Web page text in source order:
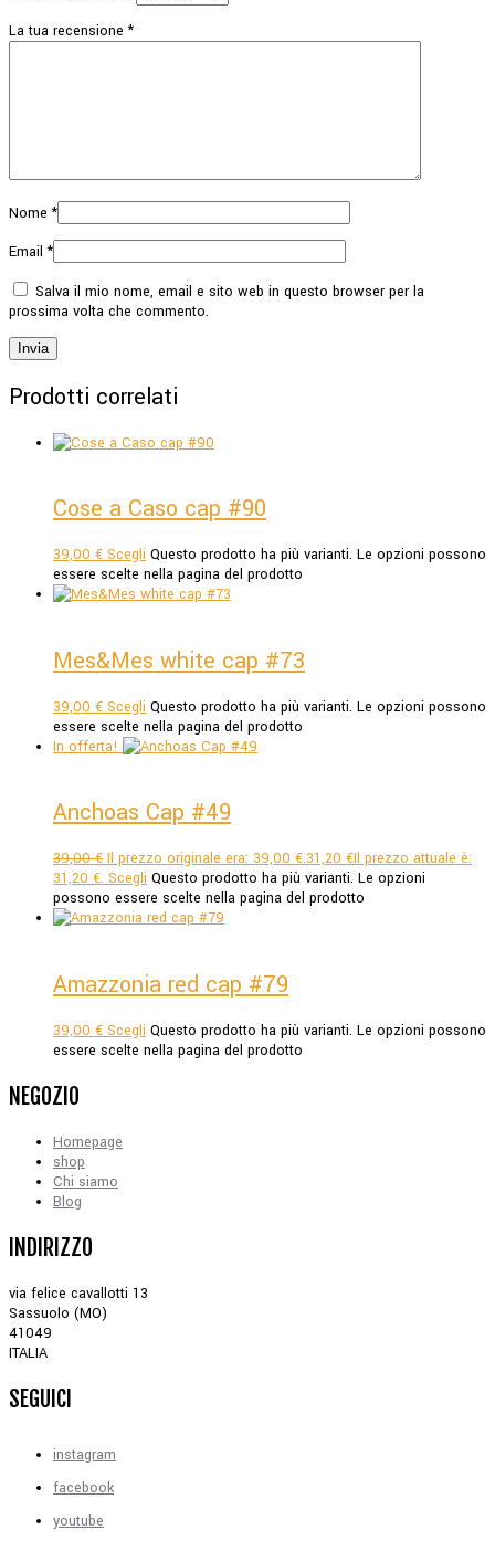
La tua recensione*
Nome*
Email*
Salva il mio nome, email e sito web in questo browser per la
prossima volta che commento.
Prodotti correlati
Cose a Caso cap #90
39,00 € Scegli Questo prodotto ha più varianti. Le opzioni possono
essere scelte nella pagina del prodotto
Mes&Mes white cap #73
39,00 € Scegli Questo prodotto ha più varianti. Le opzioni possono
essere scelte nella pagina del prodotto
In offerta!
Anchoas Cap #49
39,00€ Il prezzo originale era: 39,00 €.31,20 €Il prezzo attuale è:
31,20 €. Scegli Questo prodotto ha più varianti. Le opzioni
possono essere scelte nella pagina del prodotto
Amazzonia red cap #79
39,00 € Scegli Questo prodotto ha più varianti. Le opzioni possono
essere scelte nella pagina del prodotto
NEGOZIO
Homepage
shop
Chi siamo
Blog
INDIRIZZO
via felice cavallotti 13
Sassuolo (MO)
41049
ITALIA
SEGUICI
instagram
facebook
youtube